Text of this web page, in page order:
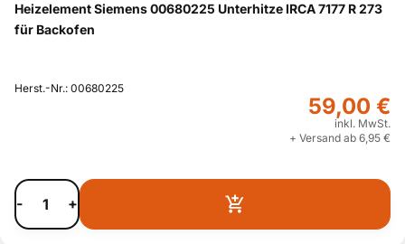
Heizelement Siemens 00680225 Unterhitze IRCA 7177 R 273
für Backofen
Herst.-Nr.: 00680225
59,00 €
inkl. MwSt.
+ Versand ab 6,95 €
- +